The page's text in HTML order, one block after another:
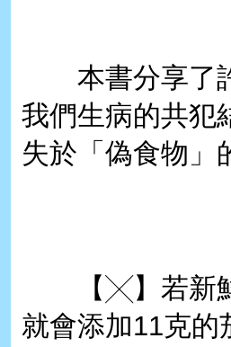
本書分享了許
我們生病的共
失於「偽食物
【╳】若新鮮
就會添加11克的